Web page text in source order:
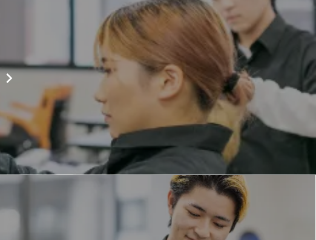
keyboard_arrow_right